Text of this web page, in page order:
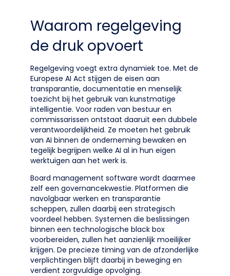
Waarom regelgeving
de druk opvoert
Regelgeving voegt extra dynamiek toe. Met de
Europese AI Act stijgen de eisen aan
transparantie, documentatie en menselijk
toezicht bij het gebruik van kunstmatige
intelligentie. Voor raden van bestuur en
commissarissen ontstaat daaruit een dubbele
verantwoordelijkheid. Ze moeten het gebruik
van AI binnen de onderneming bewaken en
tegelijk begrijpen welke AI al in hun eigen
werktuigen aan het werk is.
Board management software wordt daarmee
zelf een governancekwestie. Platformen die
navolgbaar werken en transparantie
scheppen, zullen daarbij een strategisch
voordeel hebben. Systemen die beslissingen
binnen een technologische black box
voorbereiden, zullen het aanzienlijk moeilijker
krijgen. De precieze timing van de afzonderlijke
verplichtingen blijft daarbij in beweging en
verdient zorgvuldige opvolging.